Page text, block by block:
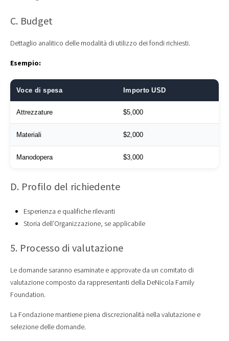
C. Budget
Dettaglio analitico delle modalità di utilizzo dei fondi richiesti.
Esempio:
Voce di spesa Importo USD
Attrezzature $5,000
Materiali $2,000
Manodopera $3,000
D. Profilo del richiedente
Esperienza e qualifiche rilevanti
Storia dell’Organizzazione, se applicabile
5. Processo di valutazione
Le domande saranno esaminate e approvate da un comitato di
valutazione composto da rappresentanti della DeNicola Family
Foundation.
La Fondazione mantiene piena discrezionalità nella valutazione e
selezione delle domande.